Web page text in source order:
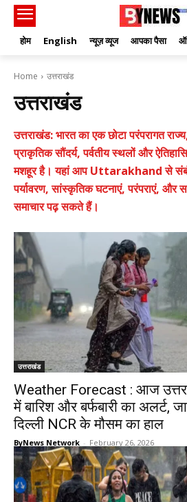
होम English न्यूज़ व्यूज आपका पैसा
Home उत्तराखंड
उत्तराखंड
उत्तराखंड: भारत का एक छोटा परंपरागत
प्राकृतिक सौंदर्य, पर्वतीय स्थलों और
मशहूर है। यहां आप Uttarakhand से
पर्यावरण, सांस्कृतिक घटनाएं, परंपराएं, और
समाचार पढ़ सकते हैं।
उत्तराखंड
Weather Forecast : आज
में बारिश और बर्फबारी का अलर्ट,
दिल्ली NCR के मौसम का हाल
ByNews Network - February 26, 2026